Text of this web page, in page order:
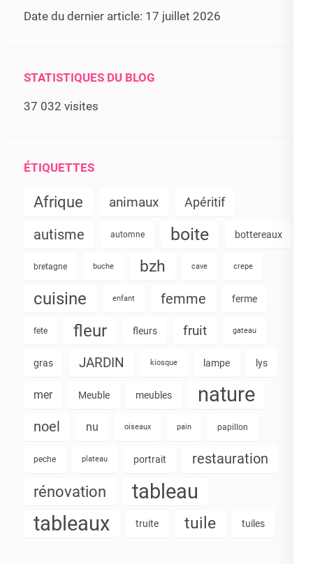
Date du dernier article: 17 juillet 2026
STATISTIQUES DU BLOG
37 032 visites
ÉTIQUETTES
Afrique animaux Apéritif
autisme automne boite bottereaux
bretagne buche bzh cave crepe
cuisine enfant femme ferme
fete fleur fleurs fruit gateau
gras JARDIN kiosque lampe lys
mer Meuble meubles nature
noel nu oiseaux pain papillon
peche plateau portrait restauration
rénovation
tableau
tableaux
truite tuile tuiles